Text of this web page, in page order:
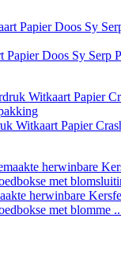
Papier Doos Sy Serp
Witkaart Papier
herwinbare
met blomme